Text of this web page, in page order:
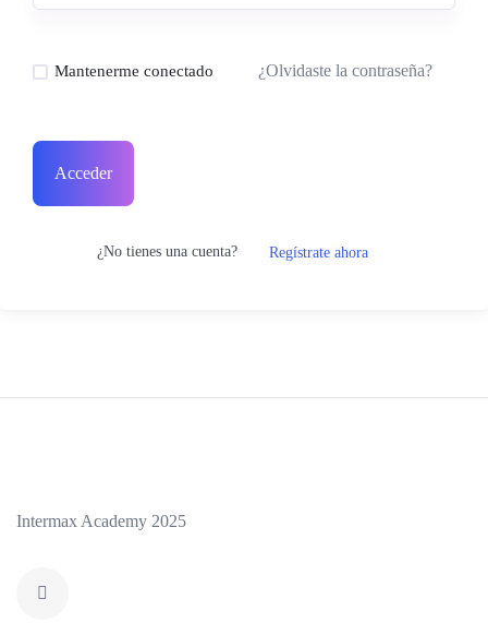
Mantenerme conectado ¿Olvidaste la contraseña?
Acceder
¿No tienes una cuenta? Regístrate ahora
Intermax Academy 2025